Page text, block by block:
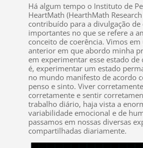
Há algum tempo o Instituto de
HeartMath (HearthMath
contribuído para a divulgação de
importantes no que se refere a
conceito de coerência. Vimos
anterior em que abordo minha
em experimentar esse estado de
é, experimentar um estado
no mundo manifesto de acordo
penso e sinto. Viver
corretamente e sentir
trabalho diário, haja vista a
variabilidade emocional e de
passamos em nossas diversas
compartilhadas diariamente.